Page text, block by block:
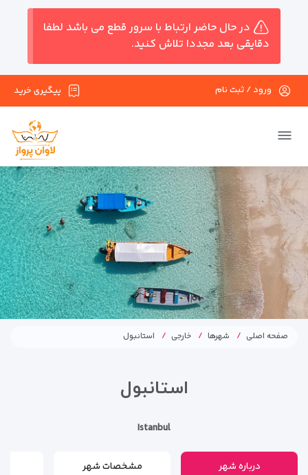
در حال حاضر ارتباط با سرور قطع می باشد لطفا
دقایقی بعد مجددا تلاش کنید.
پیگیری خرید ورود / ثبت نام
صفحه اصلی شهرها خارجی استانبول
استانبول
Istanbul
درباره شهر مشخصات شهر